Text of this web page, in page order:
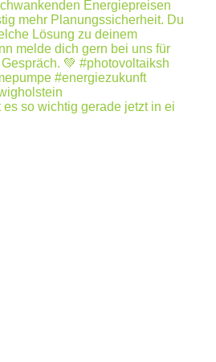
es so wichtig gerade jetzt in ei